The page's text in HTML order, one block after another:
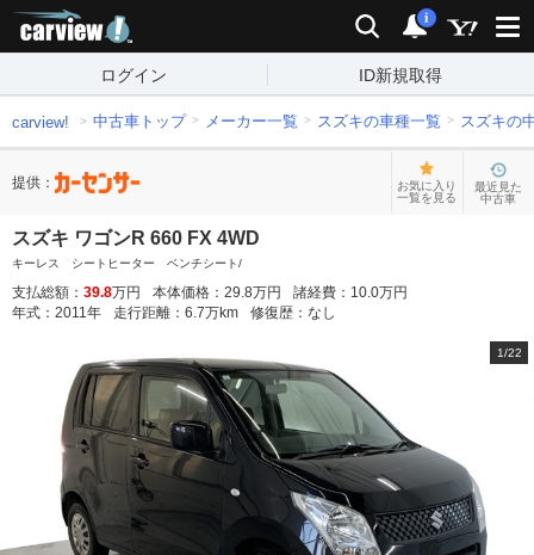
検索 通知
i
ログイン ID新規取得
carview! 中古車トップ メーカー一覧 スズキの車種一覧 スズキの
提供：
お気に入り
一覧を見る
最近見た
中古車
スズキ ワゴンR 660 FX 4WD
キーレス シートヒーター ベンチシート/
支払総額： 39.8万円 本体価格： 29.8万円 諸経費： 10.0万円
年式： 2011年 走行距離： 6.7万km 修復歴： なし
1/22